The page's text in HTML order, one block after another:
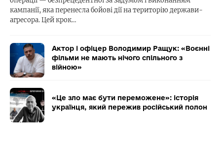
кампанії, яка перенесла бойові дії на територію держави-
агресора. Цей крок…
Актор і офіцер Володимир Ращук: «Воєнні
фільми не мають нічого спільного з
війною»
«Це зло має бути переможене»: історія
українця, який пережив російський полон